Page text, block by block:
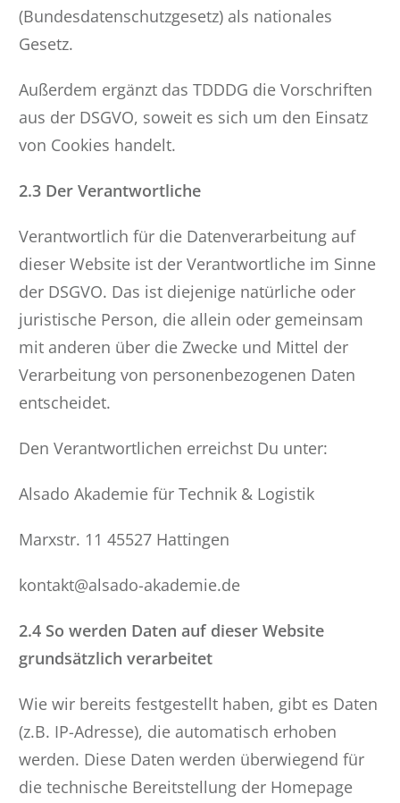
(Bundesdatenschutzgesetz) als nationales
Gesetz.
Außerdem ergänzt das TDDDG die Vorschriften
aus der DSGVO, soweit es sich um den Einsatz
von Cookies handelt.
2.3 Der Verantwortliche
Verantwortlich für die Datenverarbeitung auf
dieser Website ist der Verantwortliche im Sinne
der DSGVO. Das ist diejenige natürliche oder
juristische Person, die allein oder gemeinsam
mit anderen über die Zwecke und Mittel der
Verarbeitung von personenbezogenen Daten
entscheidet.
Den Verantwortlichen erreichst Du unter:
Alsado Akademie für Technik & Logistik
Marxstr. 11 45527 Hattingen
kontakt@alsado-akademie.de
2.4 So werden Daten auf dieser Website
grundsätzlich verarbeitet
Wie wir bereits festgestellt haben, gibt es Daten
(z.B. IP-Adresse), die automatisch erhoben
werden. Diese Daten werden überwiegend für
die technische Bereitstellung der Homepage